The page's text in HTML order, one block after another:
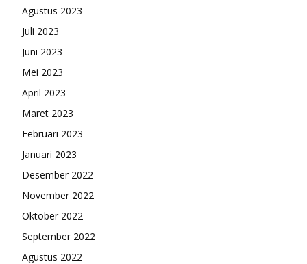
Agustus 2023
Juli 2023
Juni 2023
Mei 2023
April 2023
Maret 2023
Februari 2023
Januari 2023
Desember 2022
November 2022
Oktober 2022
September 2022
Agustus 2022